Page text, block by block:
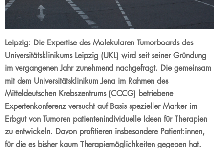
Leipzig: Die Expertise des Molekularen Tumorboards des
Universitätsklinikums Leipzig (UKL) wird seit seiner Gründung
im vergangenen Jahr zunehmend nachgefragt. Die gemeinsam
mit dem Universitätsklinikum Jena im Rahmen des
Mitteldeutschen Krebszentrums (CCCG) betriebene
Expertenkonferenz versucht auf Basis spezieller Marker im
Erbgut von Tumoren patientenindividuelle Ideen für Therapien
zu entwickeln. Davon profitieren insbesondere Patient:innen,
für die es bisher kaum Therapiemöglichkeiten gegeben hat.